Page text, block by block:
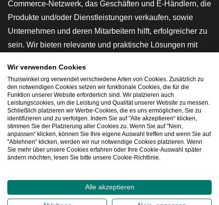
Commerce-Netzwerk, das Geschäften und E-Händlern, die
Produkte und/oder Dienstleistungen verkaufen, sowie
Unternehmen und deren Mitarbeitern hilft, erfolgreicher zu
sein. Wir bieten relevante und praktische Lösungen mit
rechtlichen Instrumenten und Beratung,
Interessenvertretung, Marktforschung und verfügen über
eine eigene Bildungsplattform, die Thuiswinkel e-
Academy.
Schnelles Navigieren
2026©Thuiswinkel.org
Wir verwenden Cookies
Thuiswinkel.org verwendet verschiedene Arten von Cookies. Zusätzlich zu
den notwendigen Cookies setzen wir funktionale Cookies, die für die
Funktion unserer Website erforderlich sind. Wir platzieren auch
Leistungscookies, um die Leistung und Qualität unserer Website zu messen.
Schließlich platzieren wir Werbe-Cookies, die es uns ermöglichen, Sie zu
identifizieren und zu verfolgen. Indem Sie auf "Alle akzeptieren“ klicken,
stimmen Sie der Platzierung aller Cookies zu. Wenn Sie auf "Nein,
anpassen“ klicken, können Sie Ihre eigene Auswahl treffen und wenn Sie auf
"Ablehnen“ klicken, werden wir nur notwendige Cookies platzieren. Wenn
Sie mehr über unsere Cookies erfahren oder Ihre Cookie-Auswahl später
ändern möchten, lesen Sie bitte unsere Cookie-Richtlinie.
Alle akzeptieren